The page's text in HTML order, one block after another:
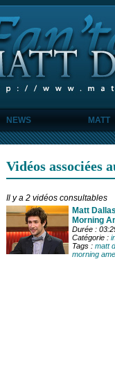
NEWS MATT
Vidéos associées
Il y a 2 vidéos consultables
Matt
Morning
Durée :
Catégorie :
Tags : matt
morning